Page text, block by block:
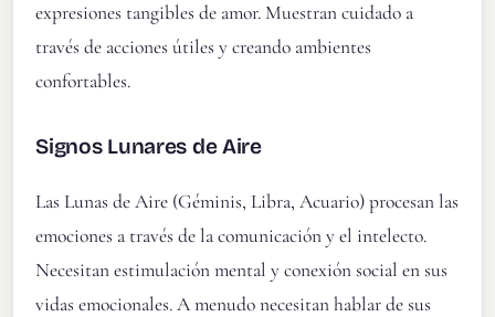
expresiones tangibles de amor. Muestran cuidado a
través de acciones útiles y creando ambientes
confortables.
Signos Lunares de Aire
Las Lunas de Aire (Géminis, Libra, Acuario) procesan las
emociones a través de la comunicación y el intelecto.
Necesitan estimulación mental y conexión social en sus
vidas emocionales. A menudo necesitan hablar de sus